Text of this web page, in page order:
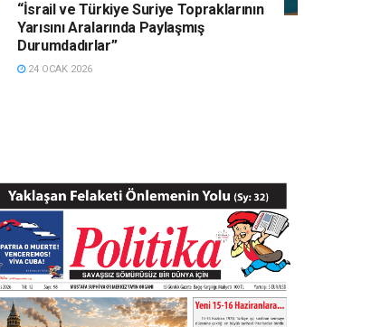
“İsrail ve Türkiye Suriye Topraklarının
Yarısını Aralarında Paylaşmış
Durumdadırlar”
24 OCAK 2026